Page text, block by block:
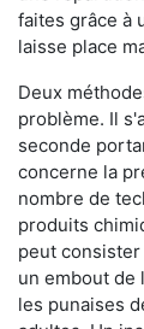
faites grâce à
laisse place
Deux
problème. Il
seconde
concerne la
nombre de
produits
peut
un embout de
les punaises